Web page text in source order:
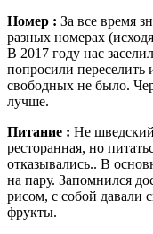
Номер : За все время
разных номерах
В 2017 году нас
попросили переселить
свободных не было.
лучше.
Питание : Не шведский
ресторанная, но
отказывались.. В
на пару. Запомнился
рисом, с собой давали
фрукты.